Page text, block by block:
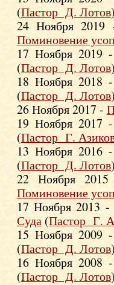
(Пастор Д. Лотов
24 Ноября
Поминовение
17 Ноября 2019
(Пастор Д. Лотов
18 Ноября 2018
(Пастор Д. Лотов
26 Ноября 2017 -
19 Ноября 2017
(Пастор Г.
13 Ноября 2016
(Пастор Д. Лотов
22 Ноября
Поминовение
17 Ноября 2013 -
Суда(Пастор Г.
15 Ноября 2009
(Пастор Д. Лотов
16 Ноября 2008
(Пастор Д. Лотов